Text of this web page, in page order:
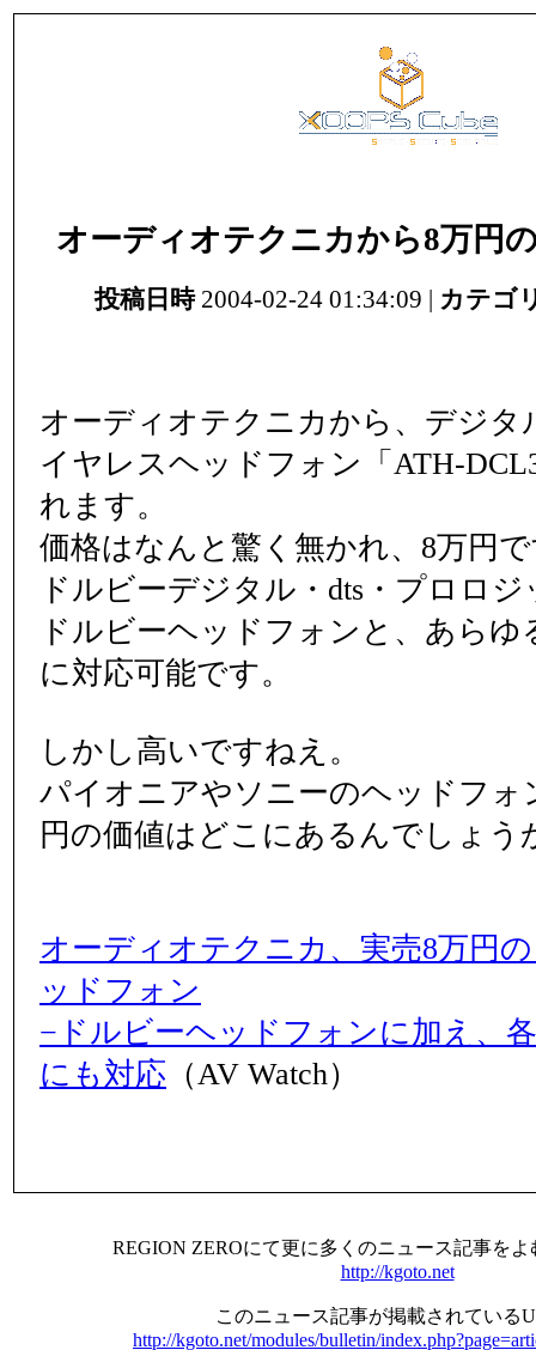
オーディオテクニカから8万円
投稿日時2004-02-24 01:34:09 | カテゴ
オーディオテクニカから、デジタ
イヤレスヘッドフォン「ATH-
れます。
価格はなんと驚く無かれ、8万円
ドルビーデジタル・dts・プロロ
ドルビーヘッドフォンと、あら
に対応可能です。
しかし高いですねえ。
パイオニアやソニーのヘッドフォ
円の価値はどこにあるんでしょう
オーディオテクニカ、実売8万円
ッドフォン
−ドルビーヘッドフォンに加え、
にも対応 （AV Watch）
REGION ZEROにて更に多くのニュース記事を
http://kgoto.net
このニュース記事が掲載されている
http://kgoto.net/modules/bulletin/